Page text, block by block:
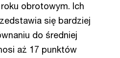
obrotowym. Ich
się bardziej
do średniej
aż 17 punktów